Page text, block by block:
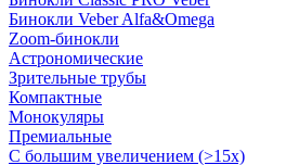
Бинокли Veber Alfa&Omega
Zoom-бинокли
Астрономические
Зрительные трубы
Компактные
Монокуляры
Премиальные
С большим увеличением (>15x)